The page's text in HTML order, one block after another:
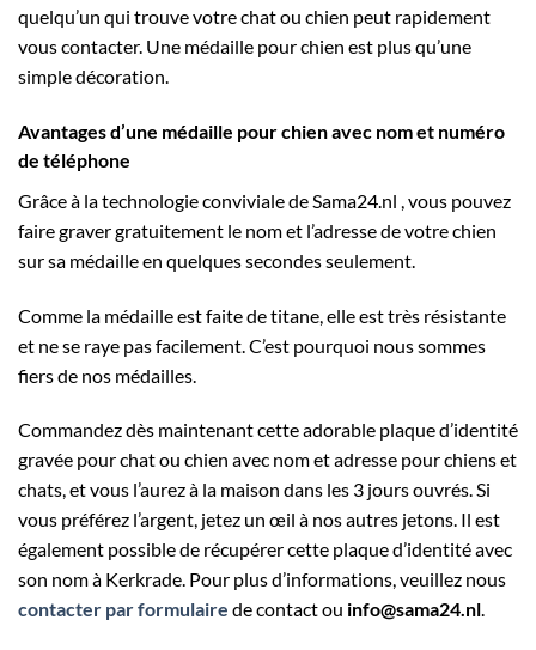
quelqu’un qui trouve votre chat ou chien peut rapidement
vous contacter. Une médaille pour chien est plus qu’une
simple décoration.
Avantages d’une médaille pour chien avec nom et numéro
de téléphone
Grâce à la technologie conviviale de Sama24.nl , vous pouvez
faire graver gratuitement le nom et l’adresse de votre chien
sur sa médaille en quelques secondes seulement.
Comme la médaille est faite de titane, elle est très résistante
et ne se raye pas facilement. C’est pourquoi nous sommes
fiers de nos médailles.
Commandez dès maintenant cette adorable plaque d’identité
gravée pour chat ou chien avec nom et adresse pour chiens et
chats, et vous l’aurez à la maison dans les 3 jours ouvrés. Si
vous préférez l’argent, jetez un œil à nos autres jetons. Il est
également possible de récupérer cette plaque d’identité avec
son nom à Kerkrade. Pour plus d’informations, veuillez nous
contacter par formulaire de contact ou info@sama24.nl.